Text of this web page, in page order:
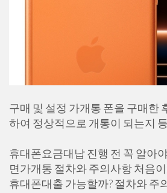
구매 및 설정 가개통 폰을 구매한
하여 정상적으로 개통이 되는지
휴대폰요금대납 진행 전 꼭 알아
면가개통 절차와 주의사항 처음
휴대폰대출 가능할까? 절차와 주